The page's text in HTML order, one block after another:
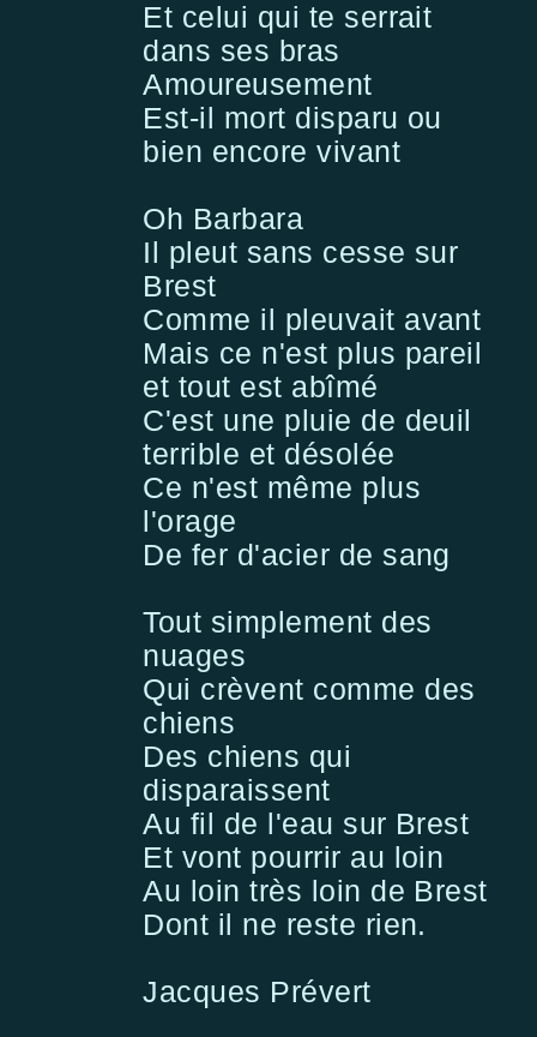
Et celui qui te serrait
dans ses bras
Amoureusement
Est-il mort disparu ou
bien encore vivant
Oh Barbara
Il pleut sans cesse sur
Brest
Comme il pleuvait avant
Mais ce n'est plus pareil
et tout est abîmé
C'est une pluie de deuil
terrible et désolée
Ce n'est même plus
l'orage
De fer d'acier de sang
Tout simplement des
nuages
Qui crèvent comme des
chiens
Des chiens qui
disparaissent
Au fil de l'eau sur Brest
Et vont pourrir au loin
Au loin très loin de Brest
Dont il ne reste rien.
Jacques Prévert